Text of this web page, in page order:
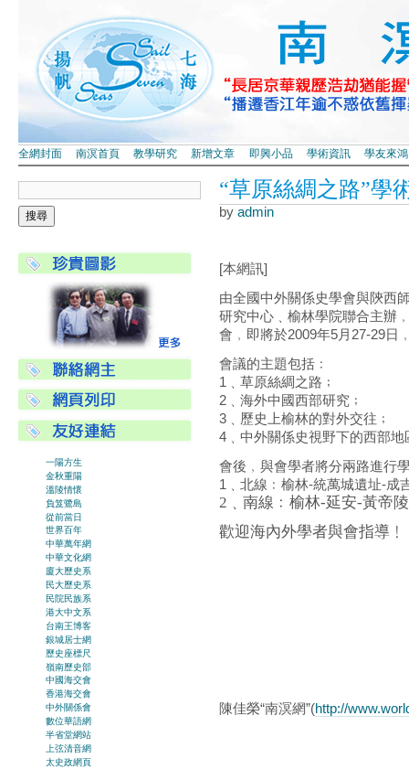
全網封面 南溟首頁 教學研究 新增文章 即興小品 學術資訊 學友來鴻
“草原絲綢之路”學
by admin
[本網訊]
由全國中外關係史學會與陝西
研究中心﹑榆林學院聯合主辦
會﹐即將於2009年5月27-29日
會議的主題包括﹕
1﹑草原絲綢之路﹔
2﹑海外中國西部研究﹔
3﹑歷史上榆林的對外交往﹔
4﹑中外關係史視野下的西部地
會後﹐與會學者將分兩路進行
1﹑北線﹕榆林-統萬城遺址-成
2﹑南線﹕榆林-延安-黃帝陵
歡迎海內外學者與會指導﹗
陳佳榮“南溟網”(http://
一陽方生
金秋重陽
溫陵情懷
負笈鷺島
從前當日
世界百年
中華萬年網
中華文化網
廈大歷史系
民大歷史系
民院民族系
港大中文系
台南王博客
銀城居士網
歷史座標尺
嶺南歷史部
中國海交會
香港海交會
中外關係會
數位華語網
半省堂網站
上弦清音網
太史政網頁